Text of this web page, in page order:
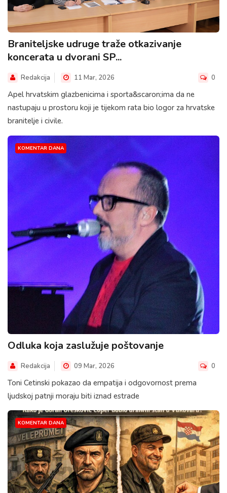
Braniteljske udruge traže otkazivanje
koncerata u dvorani SP...
Redakcija 11 Mar, 2026 0
Apel hrvatskim glazbenicima i sporta&scaron;ima da ne
nastupaju u prostoru koji je tijekom rata bio logor za hrvatske
branitelje i civile.
KOMENTAR DANA
Odluka koja zaslužuje poštovanje
Redakcija 09 Mar, 2026 0
Toni Cetinski pokazao da empatija i odgovornost prema
ljudskoj patnji moraju biti iznad estrade
KOMENTAR DANA